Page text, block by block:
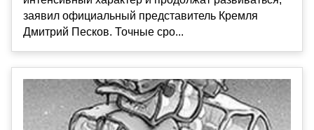
заявил официальный представитель Кремля
Дмитрий Песков. Точные сро...